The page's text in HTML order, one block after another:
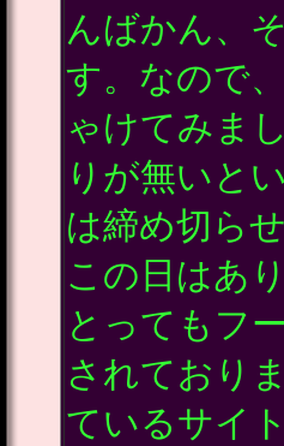
んばかん、
す。なので
ゃけてみま
りが無いと
は締め切ら
この日はあ
とってもフ
されており
ているサイ